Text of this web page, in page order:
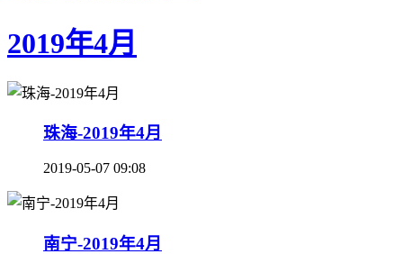
2019年4月
珠海-2019年4月
2019-05-07 09:08
南宁-2019年4月